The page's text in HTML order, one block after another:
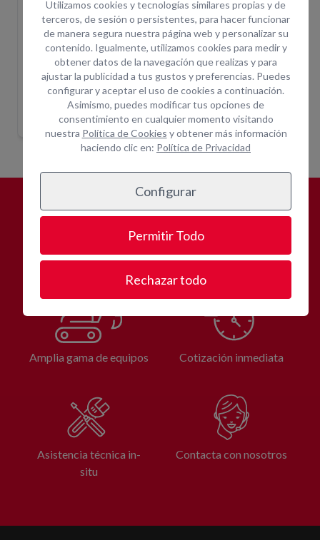
LIJADORA ROTO-ORBITAL Ø125MM
Indique ubicación
para mostrar
precios
LIJADORA ORBITAL
Indique ubicación
para mostrar
precios
¿POR QUÉALQUILAR CON
OPEIN?
Amplia gama de equipos Cotización inmediata
Asistencia técnica in-
situ
Contacta con nosotros
Utilizamos cookies y tecnologías similares propias y de
terceros, de sesión o persistentes, para hacer funcionar
de manera segura nuestra página web y personalizar su
contenido. Igualmente, utilizamos cookies para medir y
obtener datos de la navegación que realizas y para
ajustar la publicidad a tus gustos y preferencias. Puedes
configurar y aceptar el uso de cookies a continuación.
Asimismo, puedes modificar tus opciones de
consentimiento en cualquier momento visitando
nuestra Política de Cookies y obtener más información
haciendo clic en: Política de Privacidad
Configurar
Permitir Todo
Rechazar todo